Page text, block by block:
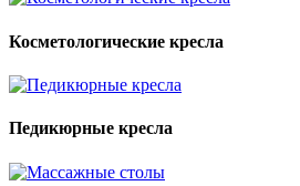
Косметологические кресла
Педикюрные кресла